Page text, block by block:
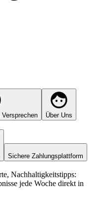
Über Uns
Sichere Zahlungsplattform
Nachhaltigkeitstipps:
jede Woche direkt in